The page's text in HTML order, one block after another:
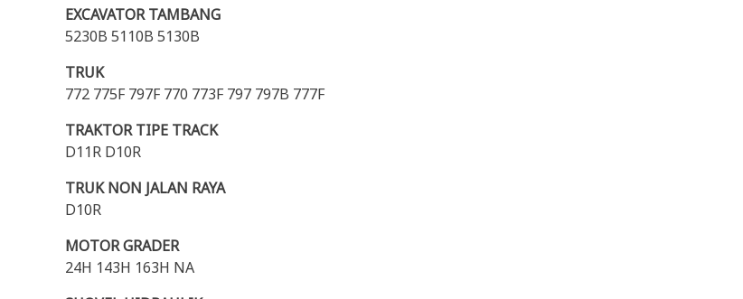
EXCAVATOR TAMBANG
5230B 5110B 5130B
TRUK
772 775F 797F 770 773F 797 797B 777F
TRAKTOR TIPE TRACK
D11R D10R
TRUK NON JALAN RAYA
D10R
MOTOR GRADER
24H 143H 163H NA